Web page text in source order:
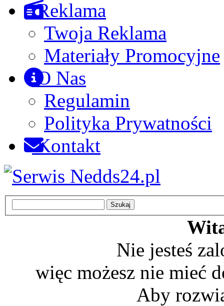
Reklama
Twoja Reklama
Materiały Promocyjne
O Nas
Regulamin
Polityka Prywatności
Kontakt
Nie jesteś
więc możesz nie mieć
Aby